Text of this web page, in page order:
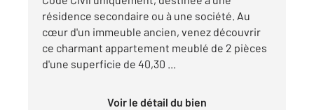
résidence secondaire ou à une société. Au
cœur d'un immeuble ancien, venez découvrir
ce charmant appartement meublé de 2 pièces
d'une superficie de 40,30 ...
Voir le détail du bien